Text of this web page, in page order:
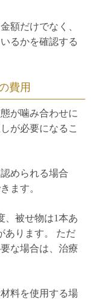
額だけでなく、
るかを確認する
費用
が噛み合わせに
が必要になるこ
められる場合
ます。
、被せ物は1本あ
あります。 ただ
な場合は、治療
料を使用する場